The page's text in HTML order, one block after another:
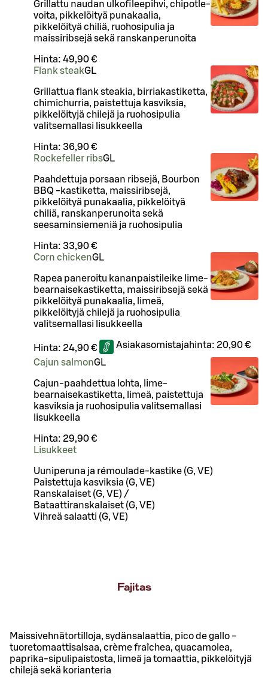
Grillattu naudan ulkofileepihvi, chipotle-
voita, pikkelöityä punakaalia,
pikkelöityä chiliä, ruohosipulia ja
maissiribsejä sekä ranskanperunoita
Hinta: 49,90 €
Flank steakGL
Grillattua flank steakia, birriakastiketta,
chimichurria, paistettuja kasviksia,
pikkelöityjä chilejä ja ruohosipulia
valitsemallasi lisukkeella
Hinta: 36,90 €
Rockefeller ribsGL
Paahdettuja porsaan ribsejä, Bourbon
BBQ -kastiketta, maissiribsejä,
pikkelöityä punakaalia, pikkelöityä
chiliä, ranskanperunoita sekä
seesaminsiemeniä ja ruohosipulia
Hinta: 33,90 €
Corn chickenGL
Rapea paneroitu kananpaistileike lime-
bearnaisekastiketta, maissiribsejä sekä
pikkelöityä punakaalia, limeä,
pikkelöityjä chilejä ja ruohosipulia
valitsemallasi lisukkeella
Hinta: 24,90 € Asiakasomistajahinta: 20,90 €
Cajun salmonGL
Cajun-paahdettua lohta, lime-
bearnaisekastiketta, limeä, paistettuja
kasviksia ja ruohosipulia valitsemallasi
lisukkeella
Hinta: 29,90 €
Lisukkeet
Uuniperuna ja rémoulade-kastike (G, VE)
Paistettuja kasviksia (G, VE)
Ranskalaiset (G, VE) /
Bataattiranskalaiset (G, VE)
Vihreä salaatti (G, VE)
Fajitas
Maissivehnätortilloja, sydänsalaattia, pico de gallo -
tuoretomaattisalsaa, crème fraîchea, quacamolea,
paprika-sipulipaistosta, limeä ja tomaattia, pikkelöityjä
chilejä sekä korianteria